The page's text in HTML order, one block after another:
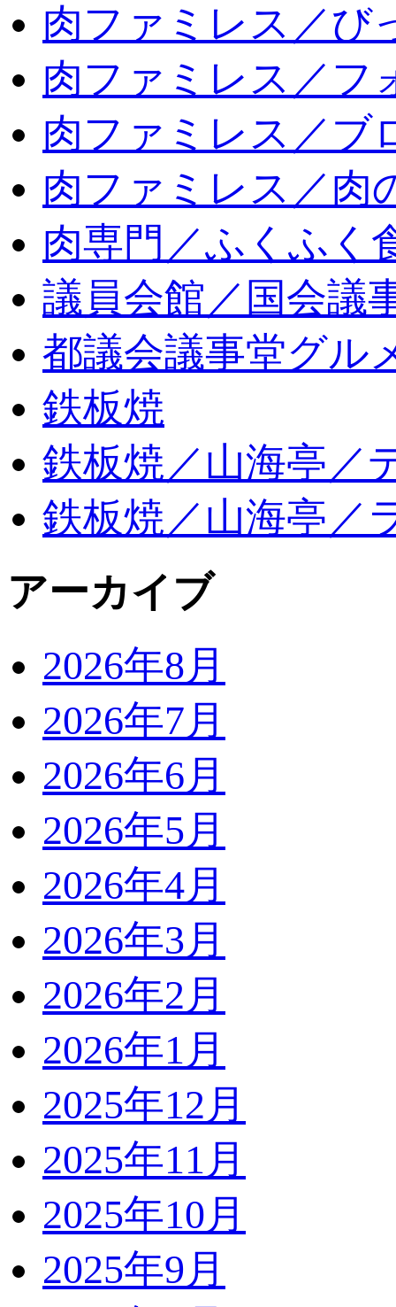
肉ファミレス／び
肉ファミレス／フ
肉ファミレス／ブ
肉ファミレス／肉
肉専門／ふくふく
議員会館／国会議
都議会議事堂グル
鉄板焼
鉄板焼／山海亭／
鉄板焼／山海亭／
アーカイブ
2026年8月
2026年7月
2026年6月
2026年5月
2026年4月
2026年3月
2026年2月
2026年1月
2025年12月
2025年11月
2025年10月
2025年9月